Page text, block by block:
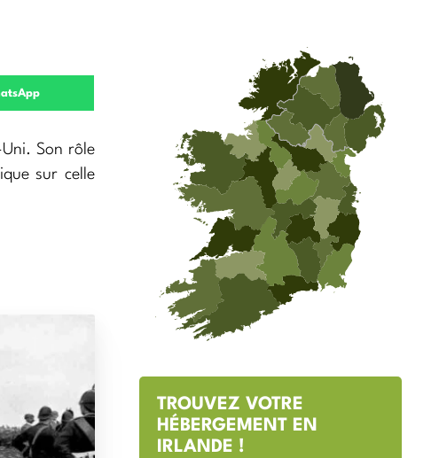
Son rôle
sur celle
TROUVEZ VOTRE
HÉBERGEMENT EN
IRLANDE !